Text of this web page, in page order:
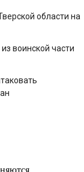
области на
воинской части